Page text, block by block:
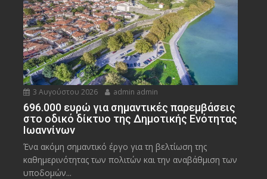
3 Αυγούστου 2026 admin admin
696.000 ευρώ για σημαντικές παρεμβάσεις
στο οδικό δίκτυο της Δημοτικής Ενότητας
Ιωαννίνων
Ένα ακόμη σημαντικό έργο για τη βελτίωση της
καθημερινότητας των πολιτών και την αναβάθμιση των
υποδομών...